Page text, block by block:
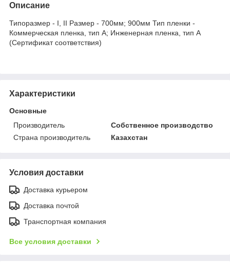
Описание
Типоразмер - I, II Размер - 700мм; 900мм Тип пленки -
Коммерческая пленка, тип А; Инженерная пленка, тип А
(Сертификат соответствия)
Характеристики
Основные
Производитель
Собственное производство
Страна производитель
Казахстан
Условия доставки
Доставка курьером
Доставка почтой
Транспортная компания
Все условия доставки